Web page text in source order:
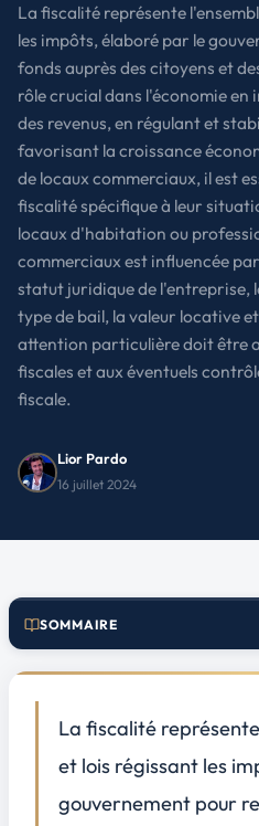
La fiscalité représente
les impôts, élaboré par le
fonds auprès des citoyens et
rôle crucial dans l'économie
des revenus, en régulant et
favorisant la croissance
de locaux commerciaux, il est
fiscalité spécifique à leur
locaux d'habitation ou
commerciaux est influencée
statut juridique de l'entreprise,
type de bail, la valeur locative
attention particulière doit être
fiscales et aux éventuels
fiscale.
Lior Pardo
16 juillet 2024
SOMMAIRE
1 Comprendre la fiscalité des
La fiscalité
et lois régissant les
gouvernement pour